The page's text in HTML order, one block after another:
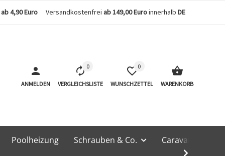
ab 4,90 Euro Versandkostenfrei ab 149,00 Euroinnerhalb DE
ANMELDEN
0
VERGLEICHSLISTE
0
WUNSCHZETTEL WARENKORB
Poolheizung Schrauben & Co. Caravan &